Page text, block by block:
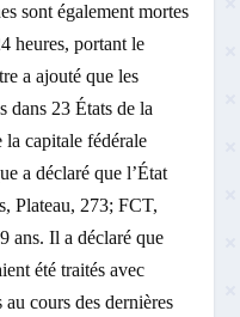
sont également mortes
heures, portant le
a ajouté que les
dans 23 États de la
la capitale fédérale
a déclaré que l’État
Plateau, 273; FCT,
ans. Il a déclaré que
été traités avec
cours des dernières